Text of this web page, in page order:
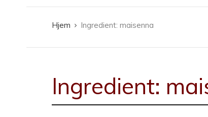
Hjem Ingredient: maisenna
Ingredient: